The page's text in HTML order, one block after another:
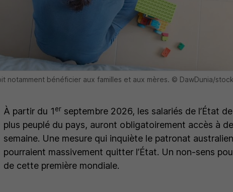
notamment bénéficier aux familles et aux mères. © DawDunia/
À partir du 1erseptembre 2026, les salariés de l’État
plus peuplé du pays, auront obligatoirement accès à
semaine. Une mesure qui inquiète le patronat
pourraient massivement quitter l’État. Un non-sens
de cette première mondiale.